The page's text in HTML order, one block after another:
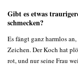
Gibt es etwas
schmecken?
Es fängt ganz harmlos
Zeichen. Der Koch hat
rot, und nur seine Frau